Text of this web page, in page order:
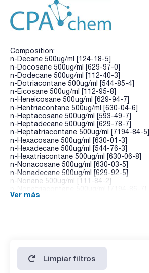
Composition:
n-Decane 500ug/ml [124-18-5]
n-Docosane 500ug/ml [629-97-0]
n-Dodecane 500ug/ml [112-40-3]
n-Dotriacontane 500ug/ml [544-85-4]
n-Eicosane 500ug/ml [112-95-8]
n-Heneicosane 500ug/ml [629-94-7]
n-Hentriacontane 500ug/ml [630-04-6]
n-Heptacosane 500ug/ml [593-49-7]
n-Heptadecane 500ug/ml [629-78-7]
n-Heptatriacontane 500ug/ml [7194-84-5]
n-Hexacosane 500ug/ml [630-01-3]
n-Hexadecane 500ug/ml [544-76-3]
n-Hexatriacontane 500ug/ml [630-06-8]
n-Nonacosane 500ug/ml [630-03-5]
n-Nonadecane 500ug/ml [629-92-5]
n-Nonane 500ug/ml [111-84-2]
n-Octacosane 500ug/ml [630-02-4]
n-Pentatriacontane 500ug/ml [630-07-9]
Phytane 500ug/ml [638-36-8]
Pristane 500ug/ml [1921-70-6]
n-Tetracontane 500ug/ml [4181-95-7]
Ver más
Limpiar filtros